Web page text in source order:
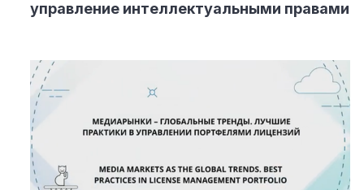
управление интеллектуальными правами